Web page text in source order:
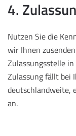
4.
Nutzen Sie die
wir Ihnen
Zulassungsstelle in
Zulassung fällt bei
deutschlandweite,
an.